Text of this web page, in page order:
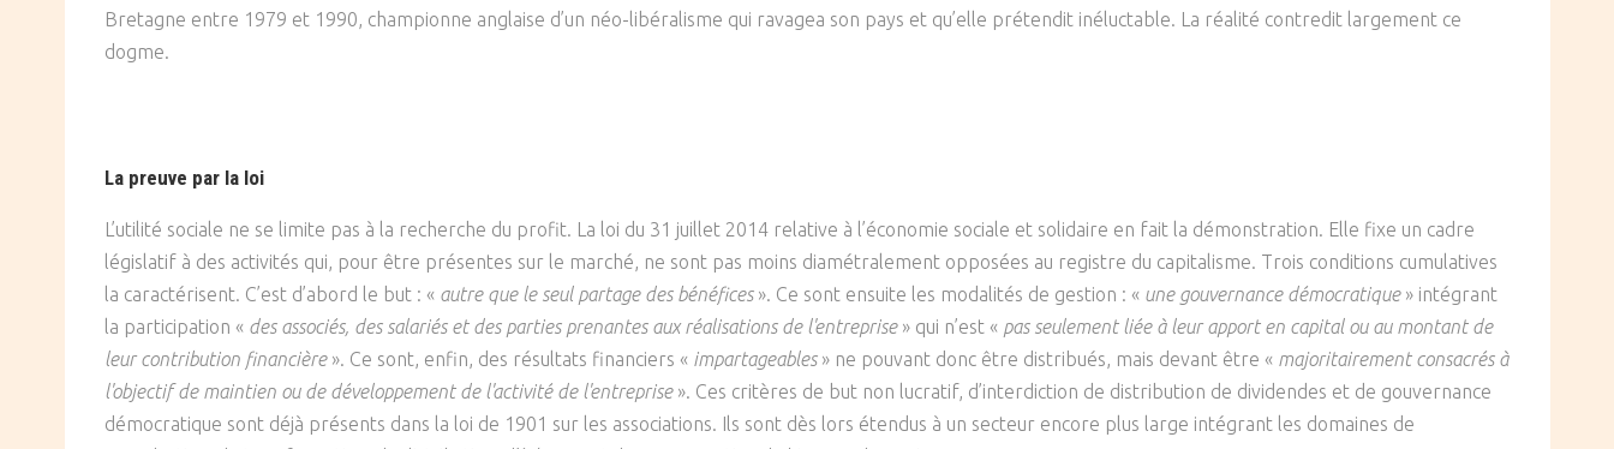
Bretagne entre 1979 et 1990, championne anglaise d’un néo-libéralisme qui ravagea son pays et qu’elle prétendit inéluctable. La réalité contredit largement ce
dogme.
La preuve par la loi
L’utilité sociale ne se limite pas à la recherche du profit. La loi du 31 juillet 2014 relative à l’économie sociale et solidaire en fait la démonstration. Elle fixe un cadre
législatif à des activités qui, pour être présentes sur le marché, ne sont pas moins diamétralement opposées au registre du capitalisme. Trois conditions cumulatives
la caractérisent. C’est d’abord le but : « autre que le seul partage des bénéfices». Ce sont ensuite les modalités de gestion : « une gouvernance démocratique» intégrant
la participation « des associés, des salariés et des parties prenantes aux réalisations de l'entreprise» qui n’est « pas seulement liée à leur apport en capital ou au montant de
leur contribution financière ». Ce sont, enfin, des résultats financiers « impartageables» ne pouvant donc être distribués, mais devant être « majoritairement consacrés à
l'objectif de maintien ou de développement de l'activité de l'entreprise». Ces critères de but non lucratif, d’interdiction de distribution de dividendes et de gouvernance
démocratique sont déjà présents dans la loi de 1901 sur les associations. Ils sont dès lors étendus à un secteur encore plus large intégrant les domaines de